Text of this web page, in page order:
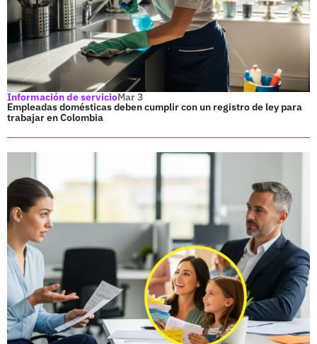
Información de servicioMar 3
Empleadas domésticas deben cumplir con un registro de ley para
trabajar en Colombia